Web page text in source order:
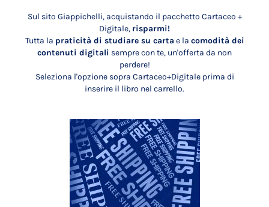
Sul sito Giappichelli, acquistando il pacchetto Cartaceo +
Digitale, risparmi!
Tutta la praticità di studiare su carta e la comodità dei
contenuti digitali sempre con te, un'offerta da non
perdere!
Seleziona l'opzione sopra Cartaceo+Digitale prima di
inserire il libro nel carrello.